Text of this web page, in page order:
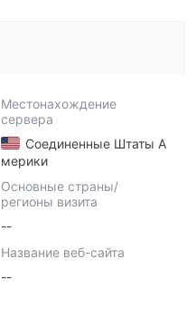
Местонахождение
сервера
Соединенные Штаты А
мерики
Основные страны/
регионы визита
--
Название веб-сайта
--